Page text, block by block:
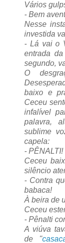
Vários
- Bem
Nesse
investida
- Lá vai o
entrada
segundo,
O
baixo e
Ceceu
infalível
palavra,
sublime
capela:
- PÊNALTI!
Ceceu
silêncio
- Contra
babaca!
À beira de
Ceceu
- Pênalti
A viúva
de "